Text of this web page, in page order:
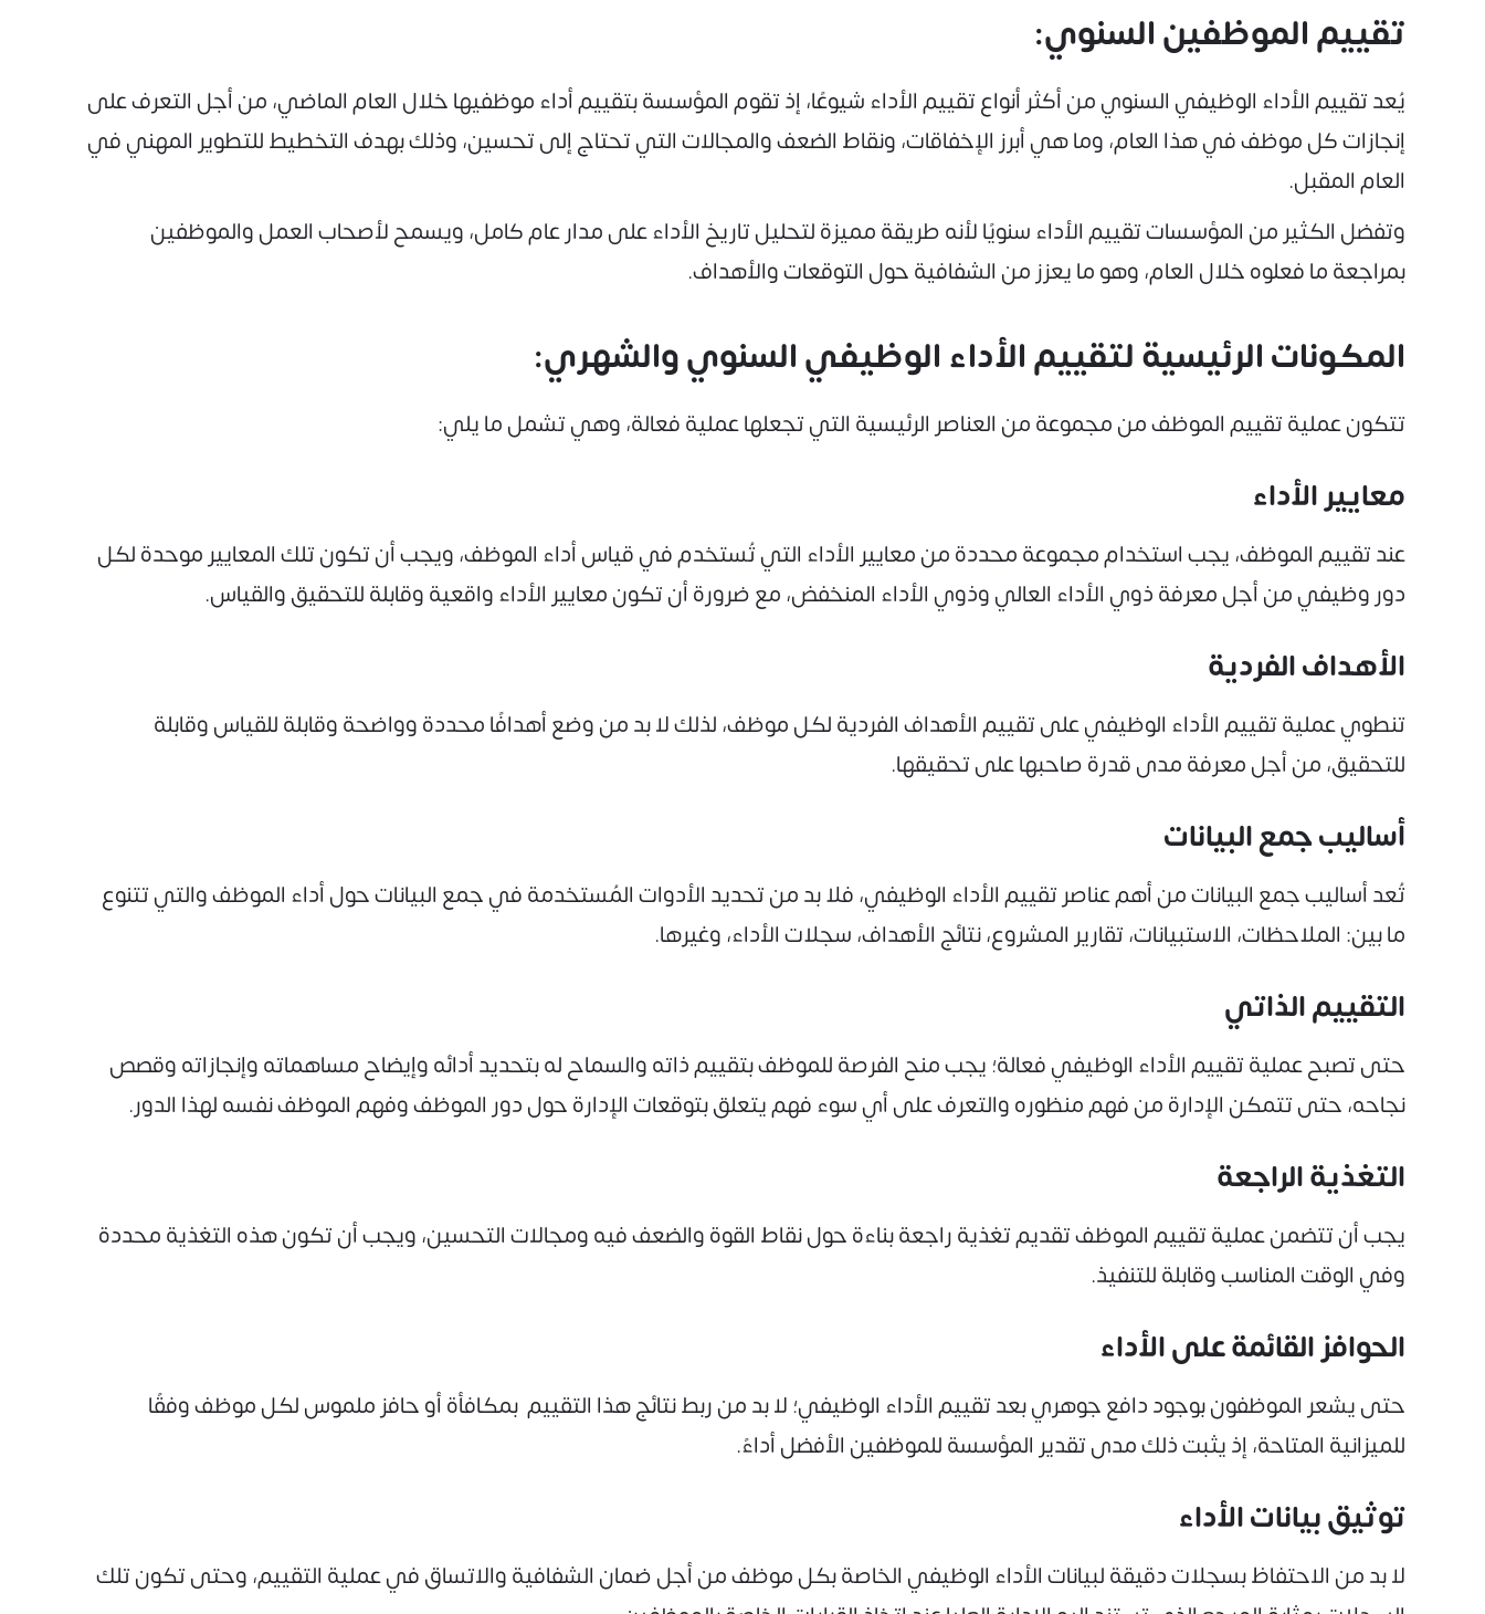
تقييم الموظفين السنوي:
يُعد تقييم الأداء الوظيفي السنوي من أكثر أنواع تقييم الأداء شيوعًا، إذ تقوم المؤسسة بتقييم أداء موظفيها خلال العام الماضي، من أجل التعرف على
إنجازات كل موظف في هذا العام، وما هي أبرز الإخفاقات، ونقاط الضعف والمجالات التي تحتاج إلى تحسين، وذلك بهدف التخطيط للتطوير المهني في
العام المقبل.
وتفضل الكثير من المؤسسات تقييم الأداء سنويًا لأنه طريقة مميزة لتحليل تاريخ الأداء على مدار عام كامل، ويسمح لأصحاب العمل والموظفين
بمراجعة ما فعلوه خلال العام، وهو ما يعزز من الشفافية حول التوقعات والأهداف.
المكونات الرئيسية لتقييم الأداء الوظيفي السنوي والشهري:
تتكون عملية تقييم الموظف من مجموعة من العناصر الرئيسية التي تجعلها عملية فعالة، وهي تشمل ما يلي:
معايير الأداء
عند تقييم الموظف، يجب استخدام مجموعة محددة من معايير الأداء التي تُستخدم في قياس أداء الموظف، ويجب أن تكون تلك المعايير موحدة لكل
دور وظيفي من أجل معرفة ذوي الأداء العالي وذوي الأداء المنخفض، مع ضرورة أن تكون معايير الأداء واقعية وقابلة للتحقيق والقياس.
الأهداف الفردية
تنطوي عملية تقييم الأداء الوظيفي على تقييم الأهداف الفردية لكل موظف، لذلك لا بد من وضع أهدافًا محددة وواضحة وقابلة للقياس وقابلة
للتحقيق، من أجل معرفة مدى قدرة صاحبها على تحقيقها.
أساليب جمع البيانات
تُعد أساليب جمع البيانات من أهم عناصر تقييم الأداء الوظيفي، فلا بد من تحديد الأدوات المُستخدمة في جمع البيانات حول أداء الموظف والتي تتنوع
ما بين: الملاحظات، الاستبيانات، تقارير المشروع، نتائج الأهداف، سجلات الأداء، وغيرها.
التقييم الذاتي
حتى تصبح عملية تقييم الأداء الوظيفي فعالة؛ يجب منح الفرصة للموظف بتقييم ذاته والسماح له بتحديد أدائه وإيضاح مساهماته وإنجازاته وقصص
نجاحه، حتى تتمكن الإدارة من فهم منظوره والتعرف على أي سوء فهم يتعلق بتوقعات الإدارة حول دور الموظف وفهم الموظف نفسه لهذا الدور.
التغذية الراجعة
يجب أن تتضمن عملية تقييم الموظف تقديم تغذية راجعة بناءة حول نقاط القوة والضعف فيه ومجالات التحسين، ويجب أن تكون هذه التغذية محددة
وفي الوقت المناسب وقابلة للتنفيذ.
الحوافز القائمة على الأداء
حتى يشعر الموظفون بوجود دافع جوهري بعد تقييم الأداء الوظيفي؛ لا بد من ربط نتائج هذا التقييم بمكافأة أو حافز ملموس لكل موظف وفقًا
للميزانية المتاحة، إذ يثبت ذلك مدى تقدير المؤسسة للموظفين الأفضل أداءً.
توثيق بيانات الأداء
لا بد من الاحتفاظ بسجلات دقيقة لبيانات الأداء الوظيفي الخاصة بكل موظف من أجل ضمان الشفافية والاتساق في عملية التقييم، وحتى تكون تلك